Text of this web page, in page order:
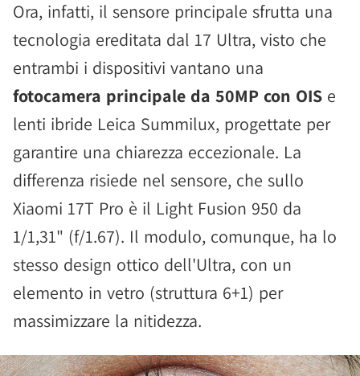
Ora, infatti, il sensore principale sfrutta una
tecnologia ereditata dal 17 Ultra, visto che
entrambi i dispositivi vantano una
fotocamera principale da 50MP con OIS e
lenti ibride Leica Summilux, progettate per
garantire una chiarezza eccezionale. La
differenza risiede nel sensore, che sullo
Xiaomi 17T Pro è il Light Fusion 950 da
1/1,31" (f/1.67). Il modulo, comunque, ha lo
stesso design ottico dell'Ultra, con un
elemento in vetro (struttura 6+1) per
massimizzare la nitidezza.